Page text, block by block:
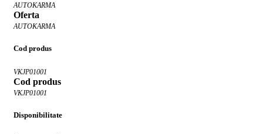
AUTOKARMA
Oferta
AUTOKARMA
Cod produs
VKJP01001
Cod produs
VKJP01001
Disponibilitate